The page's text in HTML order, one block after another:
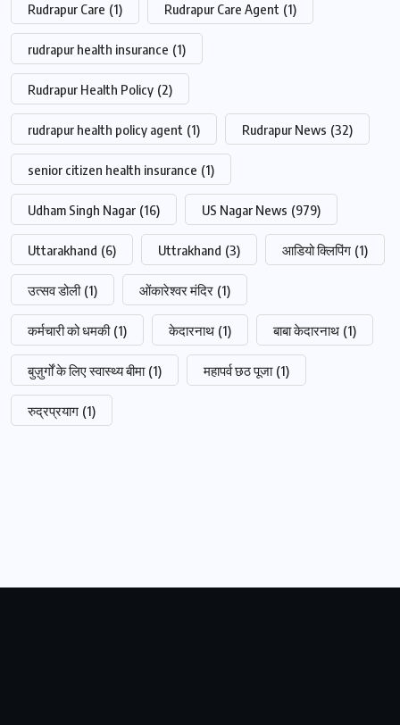
Rudrapur Care (1) Rudrapur Care Agent (1)
rudrapur health insurance (1)
Rudrapur Health Policy (2)
rudrapur health policy agent (1) Rudrapur News (32)
senior citizen health insurance (1)
Udham Singh Nagar (16) US Nagar News (979)
Uttarakhand (6) Uttrakhand (3) आडियो क्लिपिंग (1)
उत्सव डोली (1) ओंकारेश्वर मंदिर (1)
कर्मचारी को धमकी (1) केदारनाथ (1) बाबा केदारनाथ (1)
बुज़ुर्गों के लिए स्वास्थ्य बीमा (1) महापर्व छठ पूजा (1)
रुद्रप्रयाग (1)